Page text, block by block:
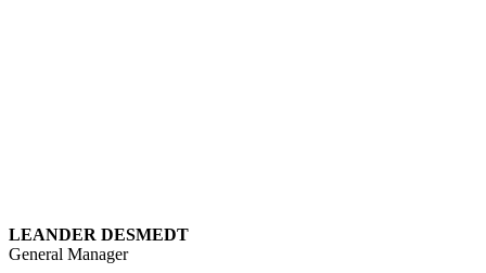
LEANDER DESMEDT
General Manager